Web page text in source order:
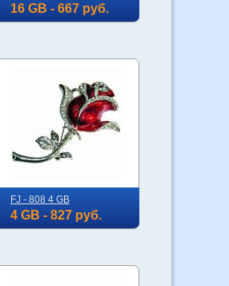
16 GB - 667 руб.
FJ - 808 4 GB
4 GB - 827 руб.